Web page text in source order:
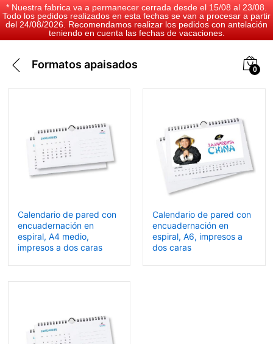
* Nuestra fabrica va a permanecer cerrada desde el 15/08 al 23/08.
Todo los pedidos realizados en esta fechas se van a procesar a partir
del 24/08/2026. Recomendamos realizar los pedidos con antelación
teniendo en cuenta las fechas de vacaciones.
Formatos apaisados 0
Calendario de pared con
encuadernación en
espiral, A4 medio,
impresos a dos caras
Calendario de pared con
encuadernación en
espiral, A6, impresos a
dos caras